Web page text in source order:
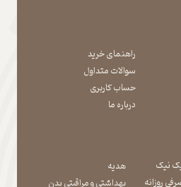
راهنمای خرید
سوالات متداول
حساب کاربری
درباره ما
نیک
روزانه
هدیه
بهداشتی و مراقبتی بدن